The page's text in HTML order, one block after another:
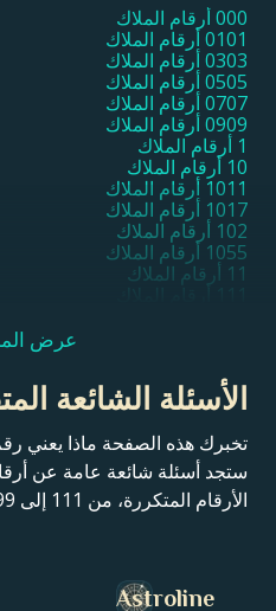
000 أرقام الملاك
0101 أرقام الملاك
0303 أرقام الملاك
0505 أرقام الملاك
0707 أرقام الملاك
0909 أرقام الملاك
1 أرقام الملاك
10 أرقام الملاك
1011 أرقام الملاك
1017 أرقام الملاك
102 أرقام الملاك
1055 أرقام الملاك
11 أرقام الملاك
1117 أرقام الملاك
1119 أرقام الملاك
115 أرقام الملاك
116 أرقام الملاك
119 أرقام الملاك
12 أرقام الملاك
1244 أرقام الملاك
عرض
الأسئلة الشائعة
تخبرك هذه الصفحة ماذا يعني
ستجد أسئلة شائعة عامة عن
الأرقام المتكررة، من 111 إلى 9999.
Astroline